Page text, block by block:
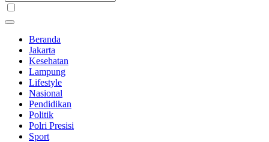
Beranda
Jakarta
Kesehatan
Lampung
Lifestyle
Nasional
Pendidikan
Politik
Polri Presisi
Sport